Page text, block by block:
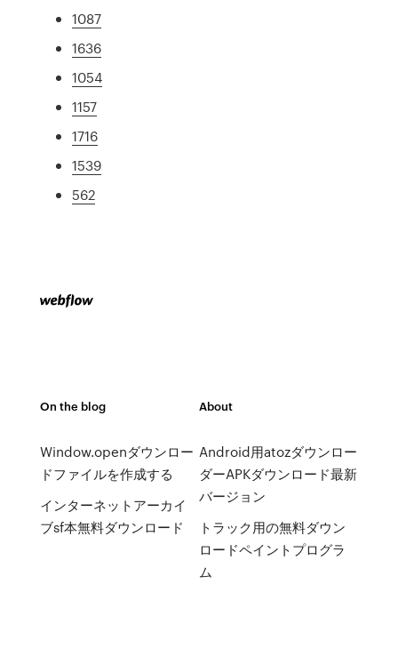
1087
1636
1054
1157
1716
1539
562
On the blog
Window.openダウンロー
ドファイルを作成する
インターネットアーカイ
ブsf本無料ダウンロード
About
Android用atozダウンロー
ダーAPKダウンロード最新
バージョン
トラック用の無料ダウン
ロードペイントプログラ
ム